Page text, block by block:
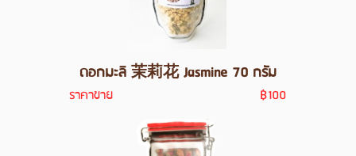
ดอกมะลิ 茉莉花 Jasmine 70 กรัม
ราคาขาย ฿100